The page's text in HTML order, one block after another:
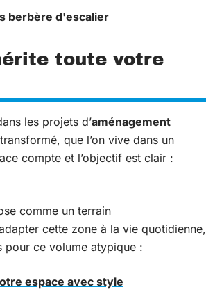
berbère d'escalier
toute votre
les projets d’aménagement
que l’on vive dans un
compte et l’objectif est clair :
comme un terrain
cette zone à la vie quotidienne,
pour ce volume atypique :
espace avec style